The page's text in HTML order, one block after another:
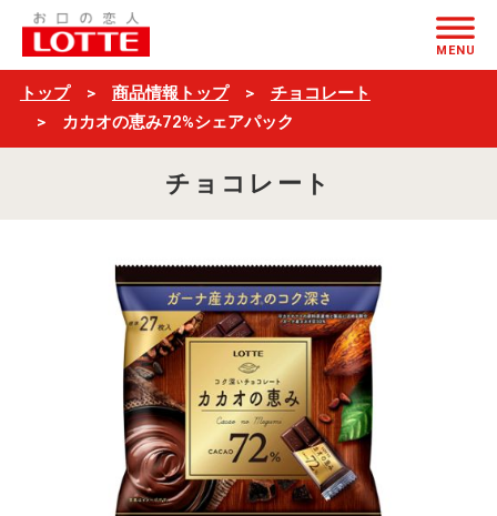
カ
カ
オ
恵
72%
MENU
トップ 商品情報トップ
チョコレート
カカオの恵み72%シェアパック
チョコレート